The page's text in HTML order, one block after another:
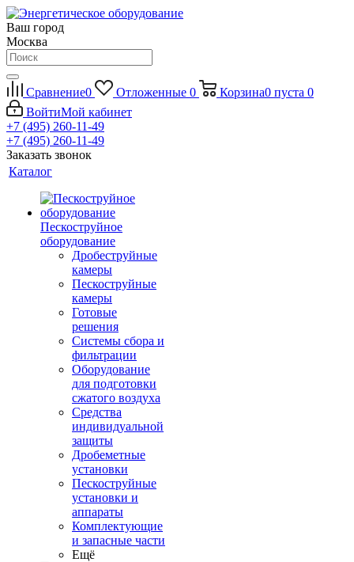
Ваш город
Москва
Сравнение0 Отложенные 0 Корзина0 пуста 0
ВойтиМой кабинет
+7 (495) 260-11-49
+7 (495) 260-11-49
Заказать звонок
Каталог
Пескоструйное
оборудование
Дробеструйные
камеры
Пескоструйные
камеры
Готовые
решения
Системы сбора и
фильтрации
Оборудование
для подготовки
сжатого воздуха
Средства
индивидуальной
защиты
Дробеметные
установки
Пескоструйные
установки и
аппараты
Комплектующие
и запасные части
Ещё